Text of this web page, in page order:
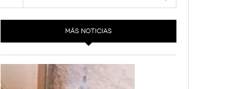
Financiamiento’ Por PC29
‘La Laguna: Bomba De Tiempo Por Falta De
MÁS NOTICIAS